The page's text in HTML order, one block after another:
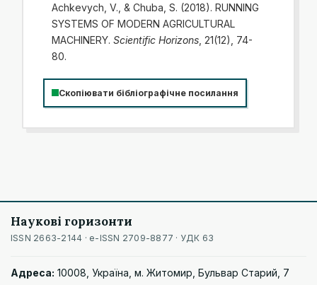
Achkevych, V., & Chuba, S. (2018). RUNNING
SYSTEMS OF MODERN AGRICULTURAL
MACHINERY. Scientific Horizons, 21(12), 74-
80.
Скопіювати бібліографічне посилання
Наукові горизонти
ISSN 2663-2144 · e-ISSN 2709-8877 · УДК 63
Адреса: 10008, Україна, м. Житомир, Бульвар Старий, 7